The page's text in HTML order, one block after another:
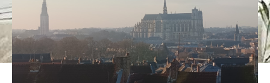
Budget
Budget
Surface
Surface